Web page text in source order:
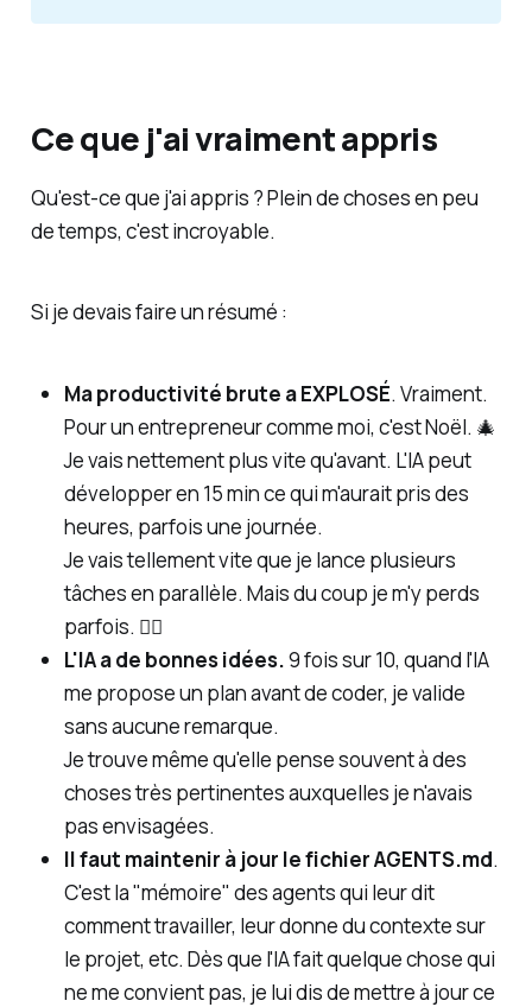
Ce que j'ai vraiment appris
Qu'est-ce que j'ai appris ? Plein de choses en peu
de temps, c'est incroyable.
Si je devais faire un résumé :
Ma productivité brute a EXPLOSÉ. Vraiment.
Pour un entrepreneur comme moi, c'est Noël. 🎄
Je vais nettement plus vite qu'avant. L'IA peut
développer en 15 min ce qui m'aurait pris des
heures, parfois une journée.
Je vais tellement vite que je lance plusieurs
tâches en parallèle. Mais du coup je m'y perds
parfois. 😵‍💫
L'IA a de bonnes idées.9 fois sur 10, quand l'IA
me propose un plan avant de coder, je valide
sans aucune remarque.
Je trouve même qu'elle pense souvent à des
choses très pertinentes auxquelles je n'avais
pas envisagées.
Il faut maintenir à jour le fichier AGENTS.md.
C'est la "mémoire" des agents qui leur dit
comment travailler, leur donne du contexte sur
le projet, etc. Dès que l'IA fait quelque chose qui
ne me convient pas, je lui dis de mettre à jour ce